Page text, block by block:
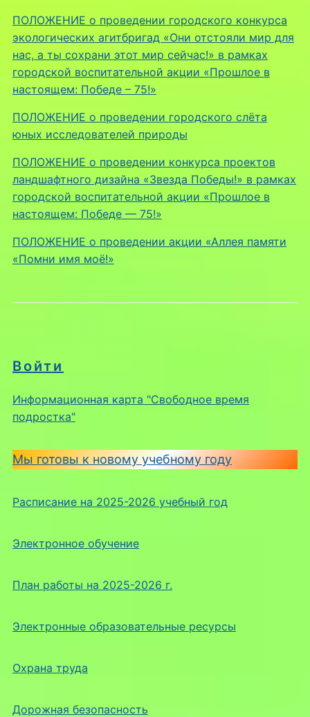
Войти
Информационная карта "Свободное время
подростка"
Мы готовы к новому учебному году
Расписание на 2025-2026 учебный год
Электронное обучение
План работы на 2025-2026 г.
Электронные образовательные ресурсы
Охрана труда
Дорожная безопасность
ПОЛОЖЕНИЕ о проведении городского конкурса
экологических агитбригад «Они отстояли мир для
нас, а ты сохрани этот мир сейчас!» в рамках
городской воспитательной акции «Прошлое в
настоящем: Победе – 75!»
ПОЛОЖЕНИЕ о проведении городского слёта
юных исследователей природы
ПОЛОЖЕНИЕ о проведении конкурса проектов
ландшафтного дизайна «Звезда Победы!» в рамках
городской воспитательной акции «Прошлое в
настоящем: Победе — 75!»
ПОЛОЖЕНИЕ о проведении акции «Аллея памяти
«Помни имя моё!»